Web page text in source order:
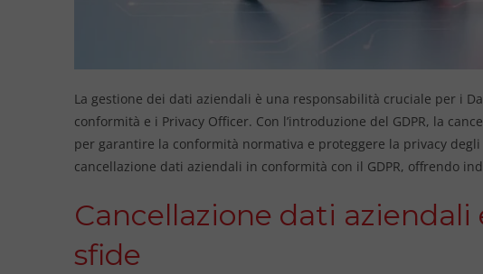
La gestione dei dati aziendali è una responsabilità cruciale per i
conformità e i Privacy Officer. Con l’introduzione del GDPR, la
per garantire la conformità normativa e proteggere la privacy
cancellazione dati aziendali in conformità con il GDPR, offrendo
Cancellazione dati aziendali
sfide